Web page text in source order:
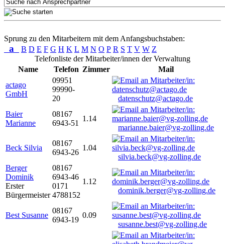
Sprung zu den Mitarbeitern mit dem Anfangsbuchstaben:
a B D E F G H K L M N O P R S T V W Z
Telefonliste der Mitarbeiter/innen der Verwaltung
Name
Telefon Zimmer
Mail
actago
GmbH
09951
99990-
20
datenschutz@actago.de
Baier
Marianne
08167
6943-51
1.14
marianne.baier@vg-zolling.de
Beck Silvia
08167
6943-26
1.04
silvia.beck@vg-zolling.de
Berger
Dominik
Erster
Bürgermeister
08167
6943-46
0171
4788152
1.12
dominik.berger@vg-zolling.de
Best Susanne
08167
6943-19
0.09
susanne.best@vg-zolling.de